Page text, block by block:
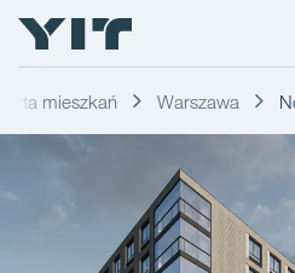
mieszkań Warszawa